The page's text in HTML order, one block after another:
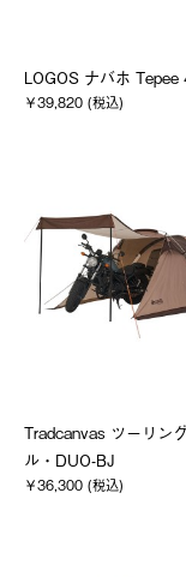
LOGOS ナバホ
￥39,820 (税込)
Tradcanvas ツーリン
ル・DUO-BJ
￥36,300 (税込)